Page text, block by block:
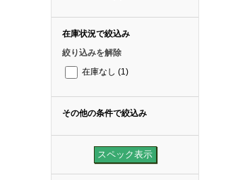
在庫状況で絞込み
絞り込みを解除
在庫なし (1)
その他の条件で絞込み